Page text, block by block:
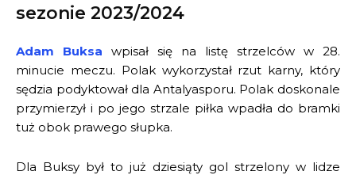
sezonie 2023/2024
Adam Buksa wpisał się na listę strzelców w 28.
minucie meczu. Polak wykorzystał rzut karny, który
sędzia podyktował dla Antalyasporu. Polak doskonale
przymierzył i po jego strzale piłka wpadła do bramki
tuż obok prawego słupka.
Dla Buksy był to już dziesiąty gol strzelony w lidze